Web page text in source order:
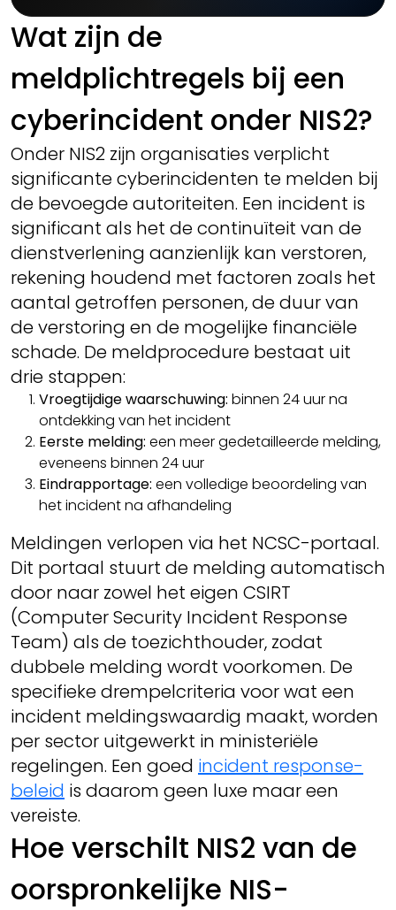
Wat zijn de
meldplichtregels bij een
cyberincident onder NIS2?
Onder NIS2 zijn organisaties verplicht
significante cyberincidenten te melden bij
de bevoegde autoriteiten. Een incident is
significant als het de continuïteit van de
dienstverlening aanzienlijk kan verstoren,
rekening houdend met factoren zoals het
aantal getroffen personen, de duur van
de verstoring en de mogelijke financiële
schade. De meldprocedure bestaat uit
drie stappen:
Vroegtijdige waarschuwing: binnen 24 uur na
ontdekking van het incident
Eerste melding: een meer gedetailleerde melding,
eveneens binnen 24 uur
Eindrapportage: een volledige beoordeling van
het incident na afhandeling
Meldingen verlopen via het NCSC-portaal.
Dit portaal stuurt de melding automatisch
door naar zowel het eigen CSIRT
(Computer Security Incident Response
Team) als de toezichthouder, zodat
dubbele melding wordt voorkomen. De
specifieke drempelcriteria voor wat een
incident meldingswaardig maakt, worden
per sector uitgewerkt in ministeriële
regelingen. Een goed incident response-
beleid is daarom geen luxe maar een
vereiste.
Hoe verschilt NIS2 van de
oorspronkelijke NIS-